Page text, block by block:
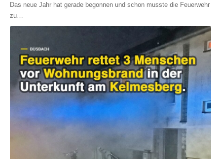
Das neue Jahr hat gerade begonnen und schon musste die Feuerwehr
zu